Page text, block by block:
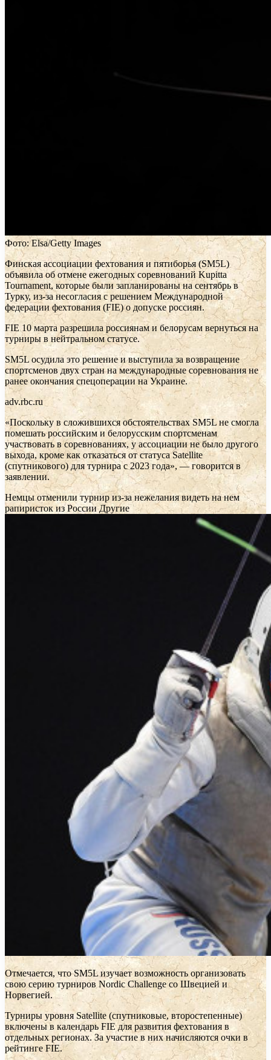
Фото: Elsa/Getty Images
Финская ассоциации фехтования и пятиборья (SM5L)
объявила об отмене ежегодных соревнований Kupitta
Tournament, которые были запланированы на сентябрь в
Турку, из-за несогласия с решением Международной
федерации фехтования (FIE) о допуске россиян.
FIE 10 марта разрешила россиянам и белорусам вернуться на
турниры в нейтральном статусе.
SM5L осудила это решение и выступила за возвращение
спортсменов двух стран на международные соревнования не
ранее окончания спецоперации на Украине.
adv.rbc.ru
«Поскольку в сложившихся обстоятельствах SM5L не смогла
помешать российским и белорусским спортсменам
участвовать в соревнованиях, у ассоциации не было другого
выхода, кроме как отказаться от статуса Satellite
(спутникового) для турнира с 2023 года», — говорится в
заявлении.
Немцы отменили турнир из-за нежелания видеть на нем
рапиристок из РоссииДругие
Отмечается, что SM5L изучает возможность организовать
свою серию турниров Nordic Challenge со Швецией и
Норвегией.
Турниры уровня Satellite (спутниковые, второстепенные)
включены в календарь FIE для развития фехтования в
отдельных регионах. За участие в них начисляются очки в
рейтинге FIE.